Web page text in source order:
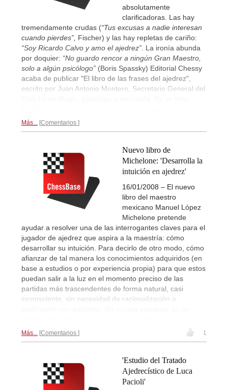
absolutamente
clarificadoras. Las hay
tremendamente crudas (“Tus excusas a nadie interesan
cuando pierdes”, Fischer) y las hay repletas de cariño:
“Soy Ricardo Calvo y amo el ajedrez” . La ironía abunda
por doquier: “No guardo rencor a ningún Gran Maestro,
solo a algún psicólogo” (Boris Spassky) Editorial Chessy
acaba de publicar "El libro de las frases del ajedrez",
escrito por Juan Antonio Montero, Secretario General del
Más... Comentarios
Nuevo libro de
Michelone: 'Desarrolla la
intuición en ajedrez'
16/01/2008 – El nuevo
libro del maestro
mexicano Manuel López
Michelone pretende
ayudar a resolver una de las interrogantes claves para el
jugador de ajedrez que aspira a la maestría: cómo
desarrollar su intuición. Para decirlo de otro modo, cómo
afianzar de tal manera los conocimientos adquiridos (en
base a estudios o por experiencia propia) para que estos
puedan salir a la luz en el momento preciso de las
partidas más trascendentes de forma natural, casi
inconsciente, sin necesidad de racionalización o
Más... Comentarios 1
'Estudio del Tratado
Ajedrecístico de Luca
Pacioli'